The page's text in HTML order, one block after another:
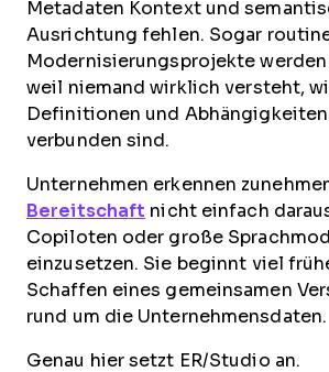
Metadaten Kontext und
Ausrichtung fehlen. Sogar
Modernisierungsprojekte
weil niemand wirklich versteht,
Definitionen und
verbunden sind.
Unternehmen erkennen
Bereitschaft nicht einfach
Copiloten oder große
einzusetzen. Sie beginnt viel
Schaffen eines gemeinsamen
rund um die Unternehmensdaten.
Genau hier setzt ER/Studio an.